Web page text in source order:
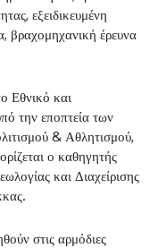
εξειδικευμένη
βραχομηχανική έρευνα
Εθνικό και
την εποπτεία των
& Αθλητισμού,
ο καθηγητής
και Διαχείρισης
στις αρμόδιες